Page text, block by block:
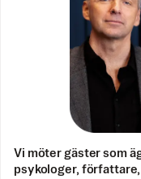
Vi möter gäster som
psykologer,